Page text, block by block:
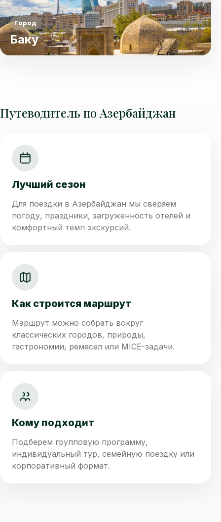
Город
Баку
Путеводитель по Азербайджан
Лучший сезон
Для поездки в Азербайджан мы сверяем
погоду, праздники, загруженность отелей и
комфортный темп экскурсий.
Как строится маршрут
Маршрут можно собрать вокруг
классических городов, природы,
гастрономии, ремесел или MICE-задачи.
Кому подходит
Подберем групповую программу,
индивидуальный тур, семейную поездку или
корпоративный формат.